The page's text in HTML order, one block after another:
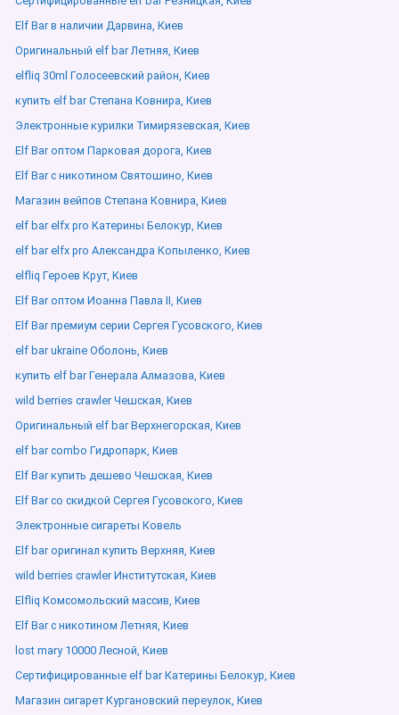
Elf Bar в наличии Дарвина, Киев
Оригинальный elf bar Летняя, Киев
elfliq 30ml Голосеевский район, Киев
купить elf bar Степана Ковнира, Киев
Электронные курилки Тимирязевская, Киев
Elf Bar оптом Парковая дорога, Киев
Elf Bar с никотином Святошино, Киев
Магазин вейпов Степана Ковнира, Киев
elf bar elfx pro Катерины Белокур, Киев
elf bar elfx pro Александра Копыленко, Киев
elfliq Героев Крут, Киев
Elf Bar оптом Иоанна Павла ІІ, Киев
Elf Bar премиум серии Сергея Гусовского, Киев
elf bar ukraine Оболонь, Киев
купить elf bar Генерала Алмазова, Киев
wild berries crawler Чешская, Киев
Оригинальный elf bar Верхнегорская, Киев
elf bar combo Гидропарк, Киев
Elf Bar купить дешево Чешская, Киев
Elf Bar со скидкой Сергея Гусовского, Киев
Электронные сигареты Ковель
Elf bar оригинал купить Верхняя, Киев
wild berries crawler Институтская, Киев
Elfliq Комсомольский массив, Киев
Elf Bar с никотином Летняя, Киев
lost mary 10000 Лесной, Киев
Сертифицированные elf bar Катерины Белокур, Киев
Магазин сигарет Кургановский переулок, Киев